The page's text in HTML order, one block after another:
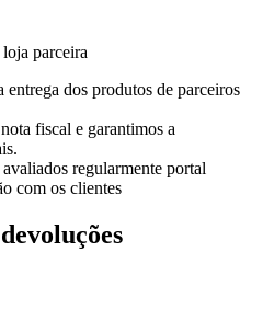
parceira
dos produtos de parceiros
fiscal e garantimos a
regularmente portal
com os clientes